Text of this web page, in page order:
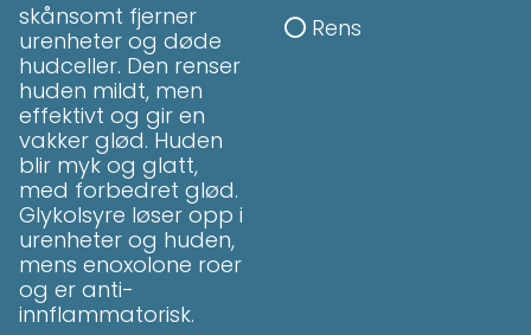
skånsomt fjerner
urenheter og døde
hudceller. Den renser
huden mildt, men
effektivt og gir en
vakker glød. Huden
blir myk og glatt,
med forbedret glød.
Glykolsyre løser opp i
urenheter og huden,
mens enoxolone roer
og er anti-
innflammatorisk.
 Rens